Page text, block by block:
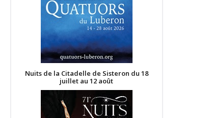
Nuits de la Citadelle de Sisteron du 18
juillet au 12 août